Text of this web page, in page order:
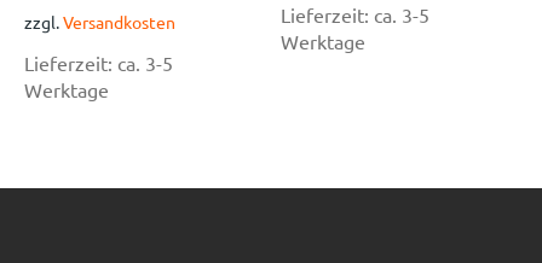
zzgl.Versandkosten
Lieferzeit: ca. 3-5
Werktage
Lieferzeit: ca. 3-5
Werktage